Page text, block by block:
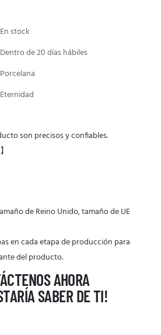
En stock
Dentro de 20 días hábiles
Porcelana
Eternidad
son precisos y confiables.
de Reino Unido, tamaño de UE
en cada etapa de producción para
del producto.
AHORA
SABER DE TI!